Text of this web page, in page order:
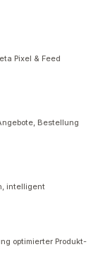
Pixel & Feed
Bestellung
intelligent
optimierter Produkt-